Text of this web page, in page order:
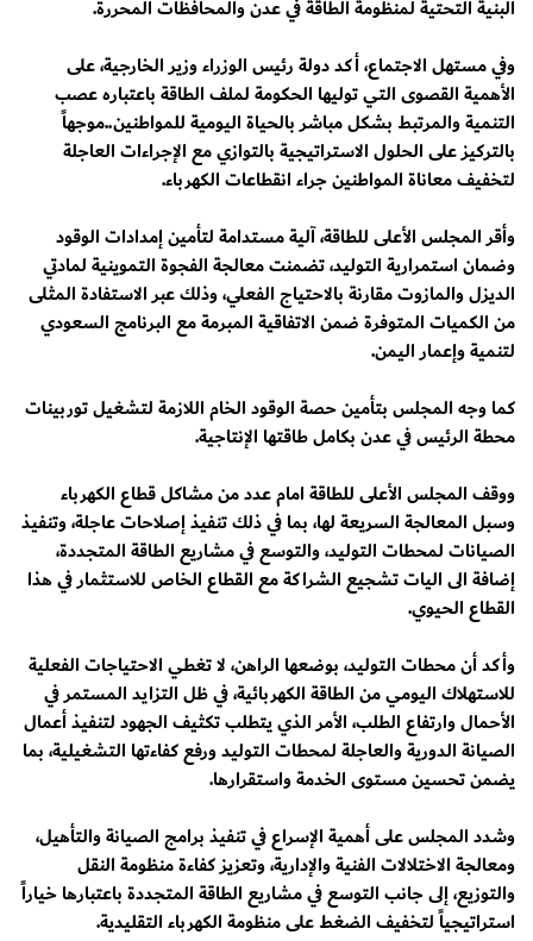
البنية التحتية لمنظومة الطاقة في عدن والمحافظات المحررة.
وفي مستهل الاجتماع، أكد دولة رئيس الوزراء وزير الخارجية، على
الأهمية القصوى التي توليها الحكومة لملف الطاقة باعتباره عصب
التنمية والمرتبط بشكل مباشر بالحياة اليومية للمواطنين..موجهاً
بالتركيز على الحلول الاستراتيجية بالتوازي مع الإجراءات العاجلة
لتخفيف معاناة المواطنين جراء انقطاعات الكهرباء.
وأقر المجلس الأعلى للطاقة، آلية مستدامة لتأمين إمدادات الوقود
وضمان استمرارية التوليد، تضمنت معالجة الفجوة التموينية لمادتي
الديزل والمازوت مقارنة بالاحتياج الفعلي، وذلك عبر الاستفادة المثلى
من الكميات المتوفرة ضمن الاتفاقية المبرمة مع البرنامج السعودي
لتنمية وإعمار اليمن.
كما وجه المجلس بتأمين حصة الوقود الخام اللازمة لتشغيل توربينات
محطة الرئيس في عدن بكامل طاقتها الإنتاجية.
ووقف المجلس الأعلى للطاقة امام عدد من مشاكل قطاع الكهرباء
وسبل المعالجة السريعة لها، بما في ذلك تنفيذ إصلاحات عاجلة، وتنفيذ
الصيانات لمحطات التوليد، والتوسع في مشاريع الطاقة المتجددة،
إضافة الى اليات تشجيع الشراكة مع القطاع الخاص للاستثمار في هذا
القطاع الحيوي.
وأكد أن محطات التوليد، بوضعها الراهن، لا تغطي الاحتياجات الفعلية
للاستهلاك اليومي من الطاقة الكهربائية، في ظل التزايد المستمر في
الأحمال وارتفاع الطلب، الأمر الذي يتطلب تكثيف الجهود لتنفيذ أعمال
الصيانة الدورية والعاجلة لمحطات التوليد ورفع كفاءتها التشغيلية، بما
يضمن تحسين مستوى الخدمة واستقرارها.
وشدد المجلس على أهمية الإسراع في تنفيذ برامج الصيانة والتأهيل،
ومعالجة الاختلالات الفنية والإدارية، وتعزيز كفاءة منظومة النقل
والتوزيع، إلى جانب التوسع في مشاريع الطاقة المتجددة باعتبارها خياراً
استراتيجياً لتخفيف الضغط على منظومة الكهرباء التقليدية.